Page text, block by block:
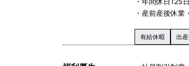
・産前産後休業
有給休暇 出